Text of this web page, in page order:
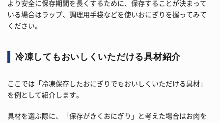
より安全に保存期間を長くするために、保存することが決まって
いる場合はラップ、調理用手袋などを使いおにぎりを握ってみて
ください。
冷凍してもおいしくいただける具材紹介
ここでは「冷凍保存したおにぎりでもおいしくいただける具材」
を例として紹介します。
具材を選ぶ際に、「保存がきくおにぎり」と考えた場合はお肉を